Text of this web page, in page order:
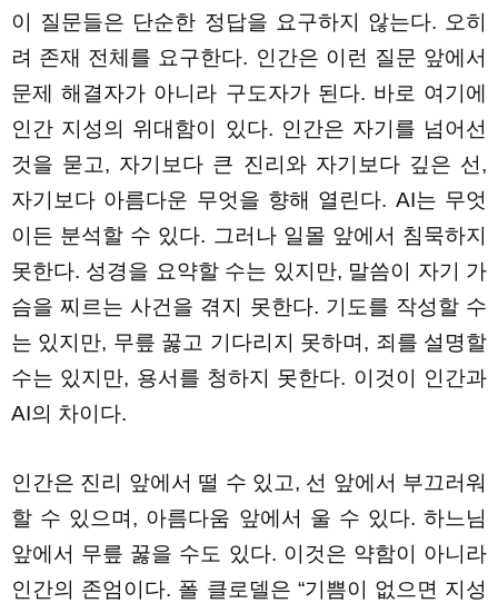
이 질문들은 단순한 정답을 요구하지 않는다. 오히
려 존재 전체를 요구한다. 인간은 이런 질문 앞에서
문제 해결자가 아니라 구도자가 된다. 바로 여기에
인간 지성의 위대함이 있다. 인간은 자기를 넘어선
것을 묻고, 자기보다 큰 진리와 자기보다 깊은 선,
자기보다 아름다운 무엇을 향해 열린다. AI는 무엇
이든 분석할 수 있다. 그러나 일몰 앞에서 침묵하지
못한다. 성경을 요약할 수는 있지만, 말씀이 자기 가
슴을 찌르는 사건을 겪지 못한다. 기도를 작성할 수
는 있지만, 무릎 꿇고 기다리지 못하며, 죄를 설명할
수는 있지만, 용서를 청하지 못한다. 이것이 인간과
AI의 차이다.
인간은 진리 앞에서 떨 수 있고, 선 앞에서 부끄러워
할 수 있으며, 아름다움 앞에서 울 수 있다. 하느님
앞에서 무릎 꿇을 수도 있다. 이것은 약함이 아니라
인간의 존엄이다. 폴 클로델은 “기쁨이 없으면 지성